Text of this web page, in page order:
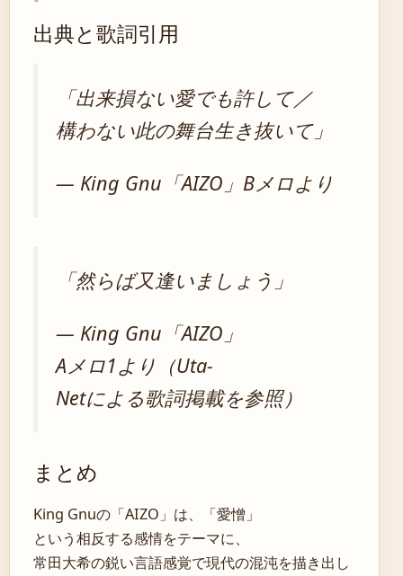
出典と歌詞引用
「出来損ない愛でも許して／
構わない此の舞台生き抜いて」
— King Gnu「AIZO」Bメロより
「然らば又逢いましょう」
— King Gnu「AIZO」
Aメロ1より（Uta-
Netによる歌詞掲載を参照）
まとめ
King Gnuの「AIZO」は、「愛憎」
という相反する感情をテーマに、
常田大希の鋭い言語感覚で現代の混沌を描き出し